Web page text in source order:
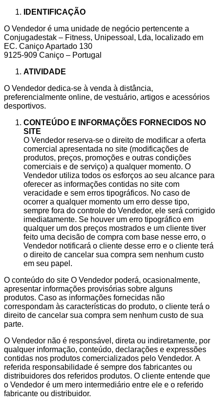
IDENTIFICAÇÃO
O Vendedor é uma unidade de negócio pertencente a
Conjugadestak – Fitness, Unipessoal, Lda, localizado em
EC. Caniço Apartado 130
9125-909 Caniço – Portugal
ATIVIDADE
O Vendedor dedica-se à venda à distância,
preferencialmente online, de vestuário, artigos e acessórios
desportivos.
CONTEÚDO E INFORMAÇÕES FORNECIDOS NO
SITE
O Vendedor reserva-se o direito de modificar a oferta
comercial apresentada no site (modificações de
produtos, preços, promoções e outras condições
comerciais e de serviço) a qualquer momento. O
Vendedor utiliza todos os esforços ao seu alcance para
oferecer as informações contidas no site com
veracidade e sem erros tipográficos. No caso de
ocorrer a qualquer momento um erro desse tipo,
sempre fora do controle do Vendedor, ele será corrigido
imediatamente. Se houver um erro tipográfico em
qualquer um dos preços mostrados e um cliente tiver
feito uma decisão de compra com base nesse erro, o
Vendedor notificará o cliente desse erro e o cliente terá
o direito de cancelar sua compra sem nenhum custo
em seu papel.
O conteúdo do site O Vendedor poderá, ocasionalmente,
apresentar informações provisórias sobre alguns
produtos. Caso as informações fornecidas não
correspondam às características do produto, o cliente terá o
direito de cancelar sua compra sem nenhum custo de sua
parte.
O Vendedor não é responsável, direta ou indiretamente, por
qualquer informação, conteúdo, declarações e expressões
contidas nos produtos comercializados pelo Vendedor. A
referida responsabilidade é sempre dos fabricantes ou
distribuidores dos referidos produtos. O cliente entende que
o Vendedor é um mero intermediário entre ele e o referido
fabricante ou distribuidor.